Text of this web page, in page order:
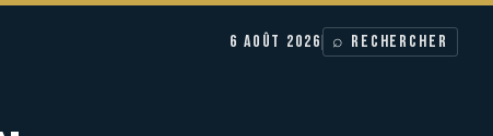
6 AOÛT 2026 ⌕ RECHERCHER